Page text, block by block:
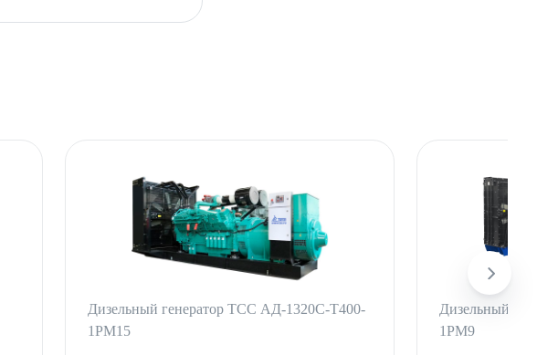
Дизельный генератор ТСС АД-1320С-Т400-
1РМ15
Дизельный
1РМ9